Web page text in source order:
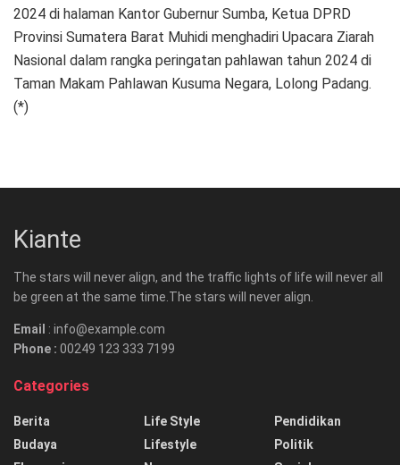
2024 di halaman Kantor Gubernur Sumba, Ketua DPRD
Provinsi Sumatera Barat Muhidi menghadiri Upacara Ziarah
Nasional dalam rangka peringatan pahlawan tahun 2024 di
Taman Makam Pahlawan Kusuma Negara, Lolong Padang.
(*)
Kiante
The stars will never align, and the traffic lights of life will never all
be green at the same time.The stars will never align.
Email : info@example.com
Phone : 00249 123 333 7199
Categories
Berita
Budaya
Life Style
Lifestyle
Pendidikan
Politik